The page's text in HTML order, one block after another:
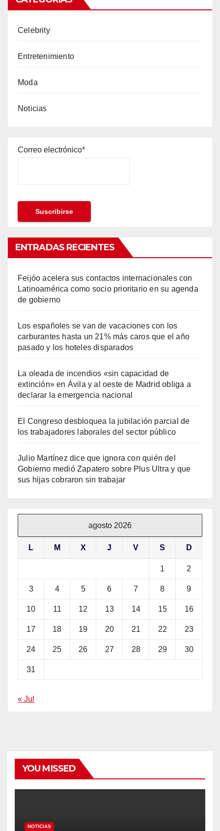
Celebrity
Entretenimiento
Moda
Noticias
Correo electrónico*
ENTRADAS RECIENTES
Feijóo acelera sus contactos internacionales con
Latinoamérica como socio prioritario en su agenda
de gobierno
Los españoles se van de vacaciones con los
carburantes hasta un 21% más caros que el año
pasado y los hoteles disparados
La oleada de incendios «sin capacidad de
extinción» en Ávila y al oeste de Madrid obliga a
declarar la emergencia nacional
El Congreso desbloquea la jubilación parcial de
los trabajadores laborales del sector público
Julio Martínez dice que ignora con quién del
Gobierno medió Zapatero sobre Plus Ultra y que
sus hijas cobraron sin trabajar
agosto 2026
L M X J V S D
1 2
3 4 5 6 7 8 9
10 11 12 13 14 15 16
17 18 19 20 21 22 23
24 25 26 27 28 29 30
31
« Jul
YOU MISSED
NOTICIAS